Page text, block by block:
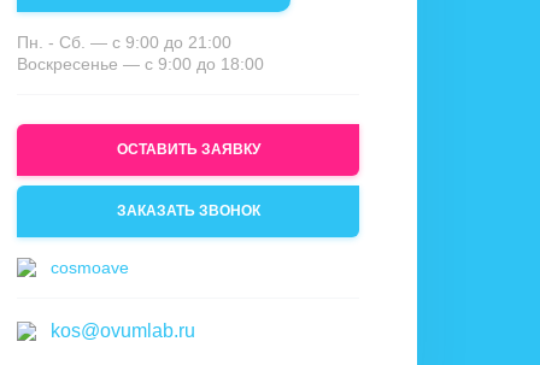
Пн. - Сб. — с 9:00 до 21:00
Воскресенье — с 9:00 до 18:00
ОСТАВИТЬ ЗАЯВКУ
ЗАКАЗАТЬ ЗВОНОК
cosmoave
kos@ovumlab.ru